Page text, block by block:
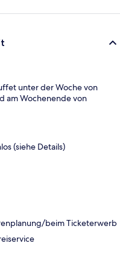
unter der Woche von
am Wochenende von
(siehe Details)
beim Ticketerwerb